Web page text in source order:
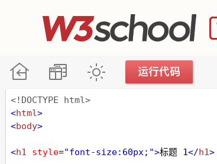
<!DOCTYPE html>
<html>
<body>
<h1 style="font-size:60px;">标题 1</h1>